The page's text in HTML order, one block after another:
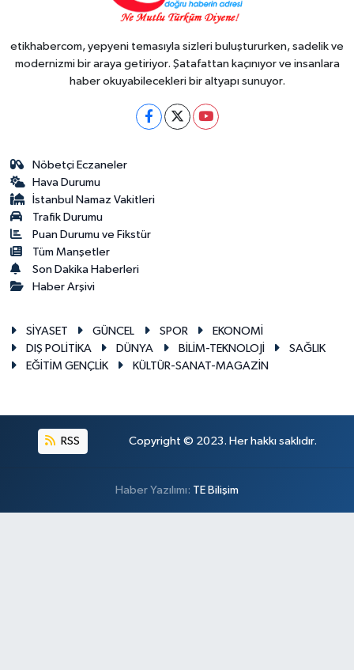
etikhabercom, yepyeni temasıyla sizleri buluştururken, sadelik ve
modernizmi bir araya getiriyor. Şatafattan kaçınıyor ve insanlara
haber okuyabilecekleri bir altyapı sunuyor.
Nöbetçi Eczaneler
Hava Durumu
İstanbul Namaz Vakitleri
Trafik Durumu
Puan Durumu ve Fikstür
Tüm Manşetler
Son Dakika Haberleri
Haber Arşivi
SİYASET GÜNCEL SPOR
EKONOMİ
DIŞ POLİTİKA
DÜNYA BİLİM-TEKNOLOJİ
SAĞLIK
EĞİTİM GENÇLİK
KÜLTÜR-SANAT-MAGAZİN
RSS Copyright © 2023. Her hakkı saklıdır.
Haber Yazılımı: TE Bilişim